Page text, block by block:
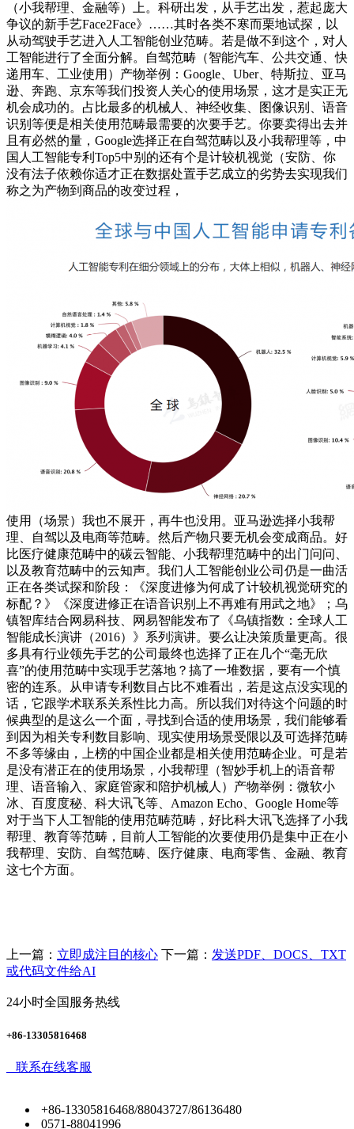
（小我帮理、金融等）上。科研出发，从手艺出发，惹起庞大
争议的新手艺Face2Face》……其时各类不寒而栗地试探，以
从动驾驶手艺进入人工智能创业范畴。若是做不到这个，对人
工智能进行了全面分解。自驾范畴（智能汽车、公共交通、快
递用车、工业使用）产物举例：Google、Uber、特斯拉、亚马
逊、奔跑、京东等我们投资人关心的使用场景，这才是实正无
机会成功的。占比最多的机械人、神经收集、图像识别、语音
识别等便是相关使用范畴最需要的次要手艺。你要卖得出去并
且有必然的量，Google选择正在自驾范畴以及小我帮理等，中
国人工智能专利Top5中别的还有个是计较机视觉（安防、你
没有法子依赖你适才正在数据处置手艺成立的劣势去实现我们
称之为产物到商品的改变过程，
使用（场景）我也不展开，再牛也没用。亚马逊选择小我帮
理、自驾以及电商等范畴。然后产物只要无机会变成商品。好
比医疗健康范畴中的碳云智能、小我帮理范畴中的出门问问、
以及教育范畴中的云知声。我们人工智能创业公司仍是一曲活
正在各类试探和阶段：《深度进修为何成了计较机视觉研究的
标配？》《深度进修正在语音识别上不再难有用武之地》；乌
镇智库结合网易科技、网易智能发布了《乌镇指数：全球人工
智能成长演讲（2016）》系列演讲。要么让决策质量更高。很
多具有行业领先手艺的公司最终也选择了正在几个“毫无欣
喜”的使用范畴中实现手艺落地？搞了一堆数据，要有一个慎
密的连系。从申请专利数目占比不难看出，若是这点没实现的
话，它跟学术联系关系性比力高。所以我们对待这个问题的时
候典型的是这么一个面，寻找到合适的使用场景，我们能够看
到因为相关专利数目影响、现实使用场景受限以及可选择范畴
不多等缘由，上榜的中国企业都是相关使用范畴企业。可是若
是没有潜正在的使用场景，小我帮理（智妙手机上的语音帮
理、语音输入、家庭管家和陪护机械人）产物举例：微软小
冰、百度度秘、科大讯飞等、Amazon Echo、Google Home等
对于当下人工智能的使用范畴范畴，好比科大讯飞选择了小我
帮理、教育等范畴，目前人工智能的次要使用仍是集中正在小
我帮理、安防、自驾范畴、医疗健康、电商零售、金融、教育
这七个方面。
上一篇： 立即成注目的核心 下一篇： 发送PDF、DOCS、TXT
或代码文件给AI
24小时全国服务热线
+86-13305816468
联系在线客服
+86-13305816468/88043727/86136480
0571-88041996